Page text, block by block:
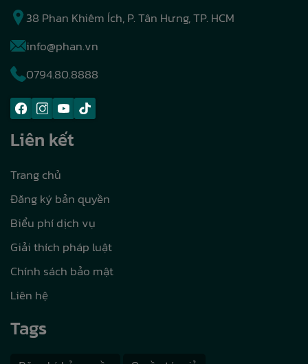
38 Phan Khiêm Ích, P. Tân Hưng, TP. HCM
info@phan.vn
0794.80.8888
Liên kết
Trang chủ
Đăng ký bản quyền
Biểu phí dịch vụ
Giải thích pháp luật
Chính sách bảo mật
Liên hệ
Tags